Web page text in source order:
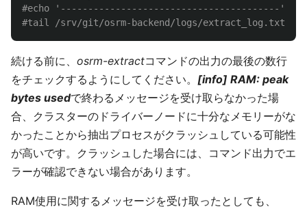
#echo '----------------------------------------'
#tail /srv/git/osrm-backend/logs/extract_log.txt
続ける前に、 osrm-extractコマンドの出力の最後の数行
をチェックするようにしてください。 [info] RAM: peak
bytes usedで終わるメッセージを受け取らなかった場
合、クラスターのドライバーノードに十分なメモリーがな
かったことから抽出プロセスがクラッシュしている可能性
が高いです。クラッシュした場合には、コマンド出力でエ
ラーが確認できない場合があります。
RAM使用に関するメッセージを受け取ったとしても、